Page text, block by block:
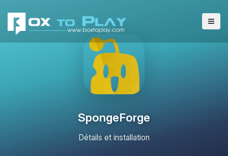
SpongeForge
Détails et installation